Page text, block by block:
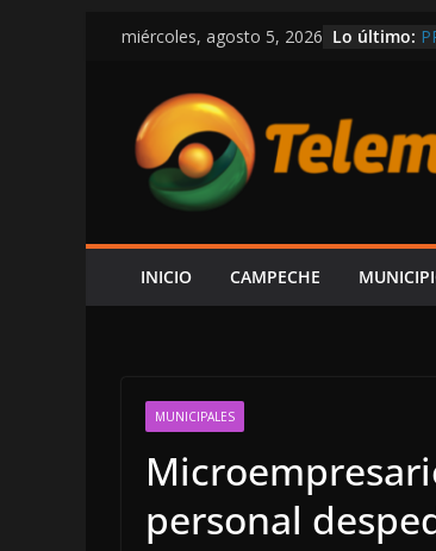
Saltar
contenido
miércoles, agosto 5, 2026 Lo último:
INICIO CAMPECHE
MUNICIPALES
personal